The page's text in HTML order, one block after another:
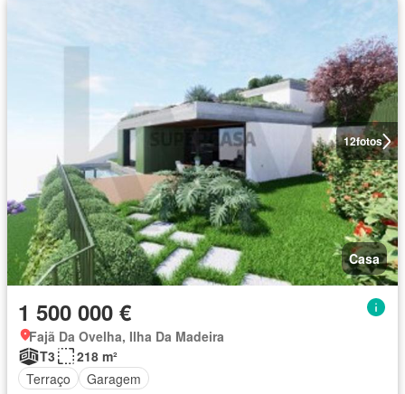
12fotos
Casa
1 500 000 €
Fajã Da Ovelha, Ilha Da Madeira
T3
218 m²
Terraço
Garagem